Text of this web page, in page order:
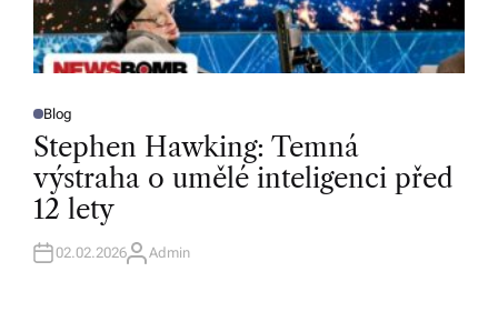
P
O
S
T
E
D
I
N
Blog
Stephen Hawking: Temná
výstraha o umělé inteligenci před
12 lety
02.02.2026A
Admin